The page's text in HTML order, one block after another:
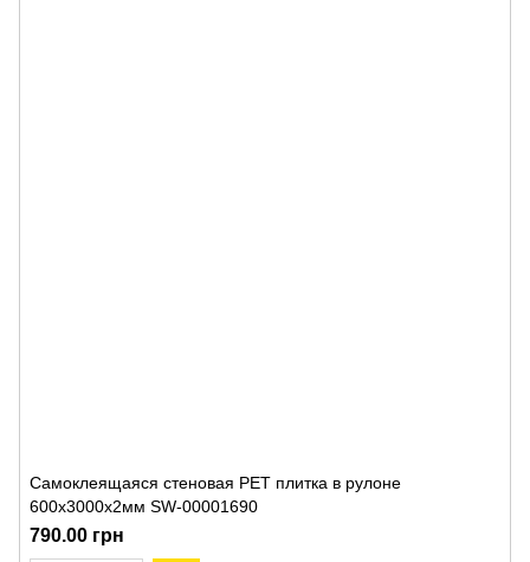
Самоклеящаяся стеновая PET плитка в рулоне
600х3000х2мм SW-00001690
790.00 грн